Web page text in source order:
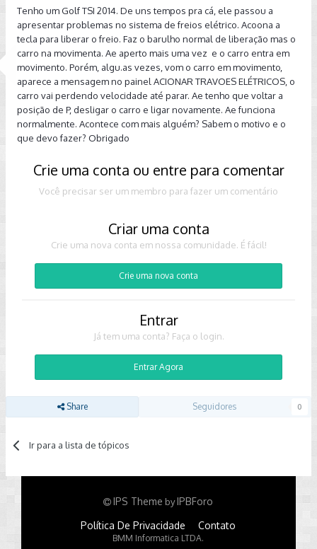
Tenho um Golf TSI 2014. De uns tempos pra cá, ele passou a
apresentar problemas no sistema de freios elétrico. Acoona a
tecla para liberar o freio. Faz o barulho normal de liberação mas o
carro na movimenta. Ae aperto mais uma vez e o carro entra em
movimento. Porém, algu.as vezes, vom o carro em movimento,
aparece a mensagem no painel ACIONAR TRAVOES ELÉTRICOS, o
carro vai perdendo velocidade até parar. Ae tenho que voltar a
posição de P, desligar o carro e ligar novamente. Ae funciona
normalmente. Acontece com mais alguém? Sabem o motivo e o
que devo fazer? Obrigado
Crie uma conta ou entre para comentar
Você precisar ser um membro para fazer um comentário
Criar uma conta
Crie uma nova conta em nossa comunidade. É fácil!
Crie uma nova conta
Entrar
Já tem uma conta? Faça o login.
Entrar Agora
Share Seguidores 0
Ir para a lista de tópicos
IPS Theme byIPBForo
Política De Privacidade Contato
BMM Informatica LTDA.